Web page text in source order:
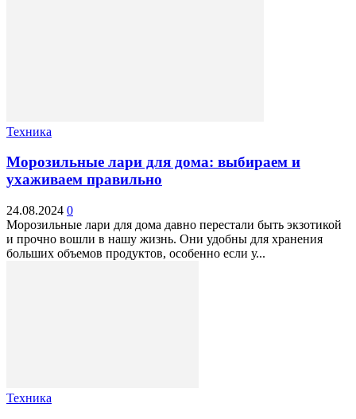
Техника
Морозильные лари для дома: выбираем и
ухаживаем правильно
24.08.2024 0
Морозильные лари для дома давно перестали быть экзотикой
и прочно вошли в нашу жизнь. Они удобны для хранения
больших объемов продуктов, особенно если у...
Техника